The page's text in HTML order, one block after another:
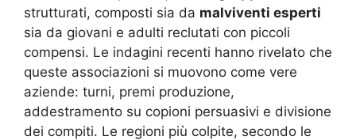
strutturati, composti sia da malviventi esperti
sia da giovani e adulti reclutati con piccoli
compensi. Le indagini recenti hanno rivelato che
queste associazioni si muovono come vere
aziende: turni, premi produzione,
addestramento su copioni persuasivi e divisione
dei compiti. Le regioni più colpite, secondo le